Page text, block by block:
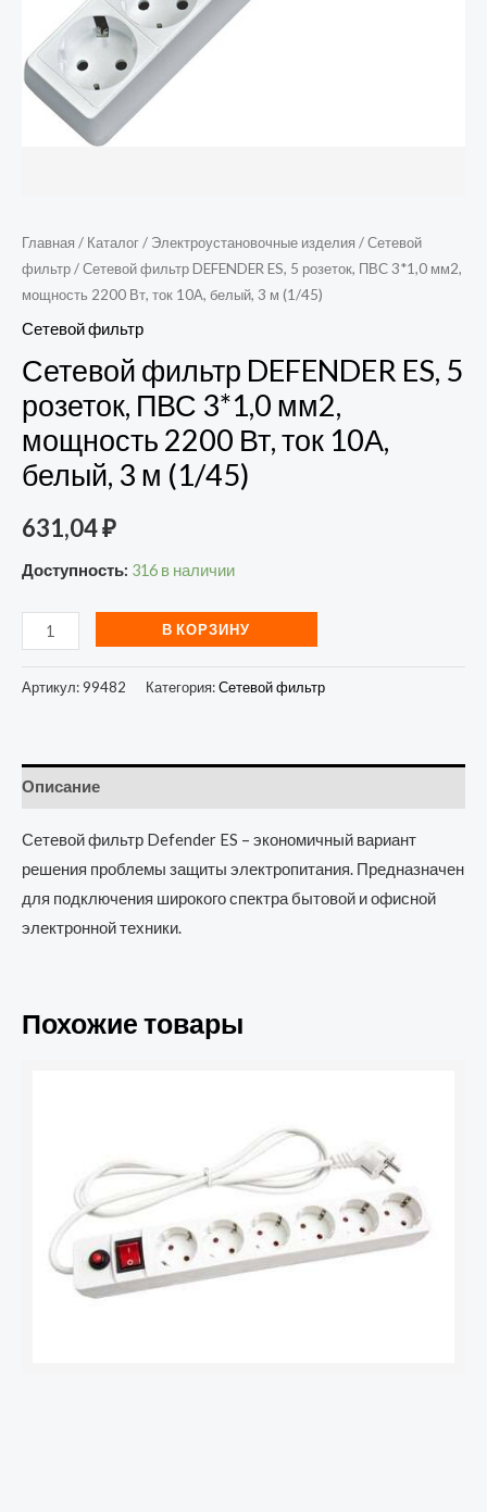
Главная / Каталог/ Электроустановочные изделия /Сетевой
фильтр/ Сетевой фильтр DEFENDER ES, 5 розеток, ПВС 3*1,0 мм2,
мощность 2200 Вт, ток 10А, белый, 3 м (1/45)
Сетевой фильтр
Сетевой фильтр DEFENDER ES, 5
розеток, ПВС 3*1,0 мм2,
мощность 2200 Вт, ток 10А,
белый, 3 м (1/45)
631,04₽
Доступность: 316 в наличии
Вт,
ток
10А,
В КОРЗИНУ
Артикул:99482 Категория:Сетевой фильтр
Описание
Сетевой фильтр Defender ES – экономичный вариант
решения проблемы защиты электропитания. Предназначен
для подключения широкого спектра бытовой и офисной
электронной техники.
Похожие товары